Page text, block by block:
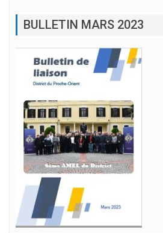
BULLETIN MARS 2023